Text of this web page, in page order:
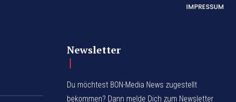
IMPRESSUM
Newsletter
Du möchtest BON-Media News zugestellt
bekommen? Dann melde Dich zum Newsletter